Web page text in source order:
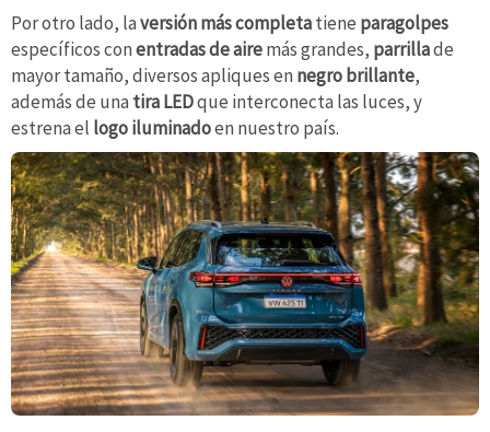
Por otro lado, laversión más completatiene paragolpes
específicos conentradas de airemás grandes, parrillade
mayor tamaño, diversos apliques en negro brillante,
además de una tira LEDque interconecta las luces, y
estrena el logo iluminadoen nuestro país.